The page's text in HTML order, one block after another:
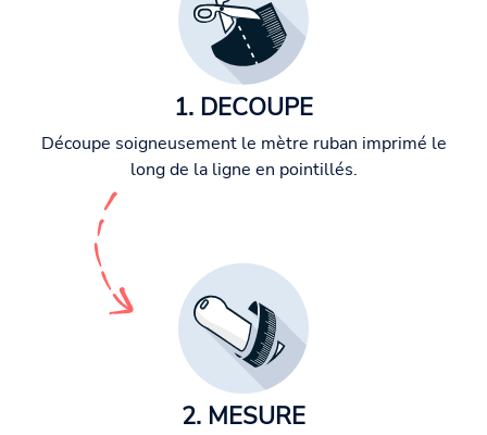
1. DECOUPE
Découpe soigneusement le mètre ruban imprimé le
long de la ligne en pointillés.
2. MESURE